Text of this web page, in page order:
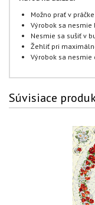
Možno prať v
Výrobok sa nesmie
Nesmie sa sušiť v
Žehliť pri
Výrobok sa nesmie
Súvisiace